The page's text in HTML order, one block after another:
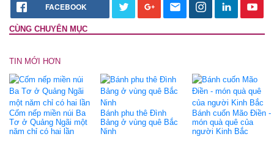
FACEBOOK
CÙNG CHUYÊN MỤC
TIN MỚI HƠN
Cốm nếp miền núi Ba
Tơ ở Quảng Ngãi một
năm chỉ có hai lần
Bánh phu thê Đình
Bảng ở vùng quê Bắc
Ninh
Bánh cuốn Mão Điền -
món quà quê của
người Kinh Bắc